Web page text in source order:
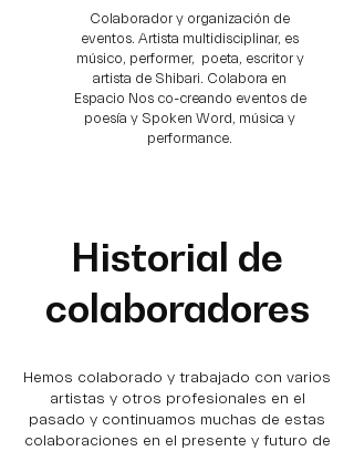
Colaborador y organización de
eventos. Artista multidisciplinar, es
músico, performer, poeta, escritor y
artista de Shibari. Colabora en
Espacio Nos co-creando eventos de
poesía y Spoken Word, música y
performance.
Historial de
colaboradores
Hemos colaborado y trabajado con varios
artistas y otros profesionales en el
pasado y continuamos muchas de estas
colaboraciones en el presente y futuro de